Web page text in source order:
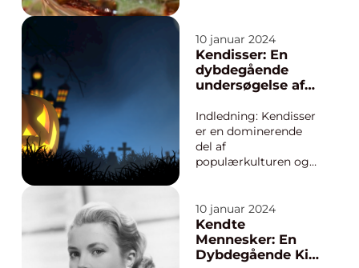
verden. Deres
indflydelse, styrke og
bidrag til samfundet
har formet historien
generationer af
kvinder. I denne
artikel vil ...
10 januar 2024
Kendisser: En
dybdegående
undersøgelse af
fænomen
Indledning: Kendisser
er en dominerende
del af
populærkulturen og
berømmelse og
glamour. De er ikoner,
der er kendt og
anerkendt af
10 januar 2024
Kendte
Mennesker: En
Dybdegående Kig